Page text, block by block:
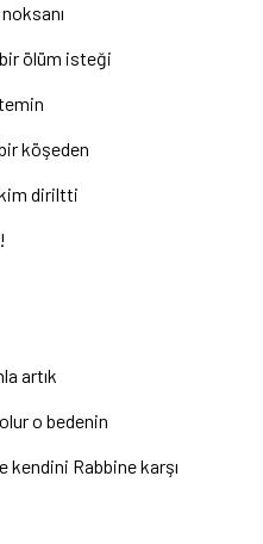
bir ölüm isteği
köşeden
diriltti
artık
o bedenin
kendini Rabbine karşı